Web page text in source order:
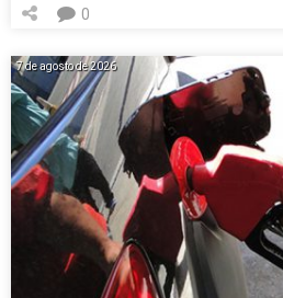
0
7 de agosto de 2026